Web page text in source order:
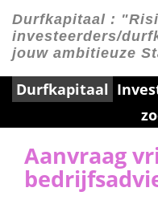
Durfkapitaal :
investeerders/
jouw ambitieuze
Durfkapitaal
Aanvraag